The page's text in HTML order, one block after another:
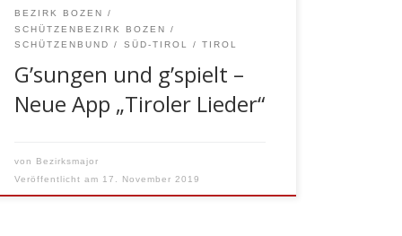
[…]BEZIRK BOZEN
SCHÜTZENBEZIRK BOZEN
SCHÜTZENBUND
SÜD-TIROL TIROL
G’sungen und g’spielt –
Neue App „Tiroler Lieder“
von
Bezirksmajor
Veröffentlicht am 17. November 2019